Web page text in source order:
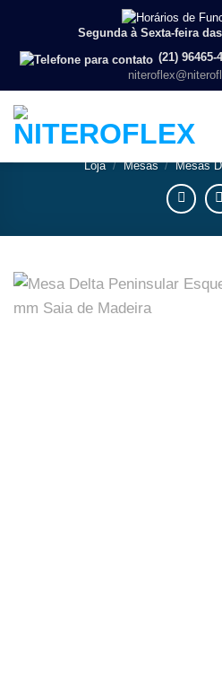
Segunda à Sexta-feira
(21) 96465-
Loja / Mesas / Mesas